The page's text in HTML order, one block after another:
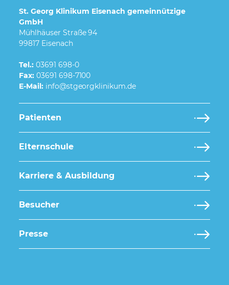
St. Georg Klinikum Eisenach gemeinnützige
GmbH
Mühlhäuser Straße 94
99817 Eisenach
Tel.: 03691 698-0
Fax: 03691 698-7100
E-Mail:
Patienten
Elternschule
Karriere & Ausbildung
Besucher
Presse